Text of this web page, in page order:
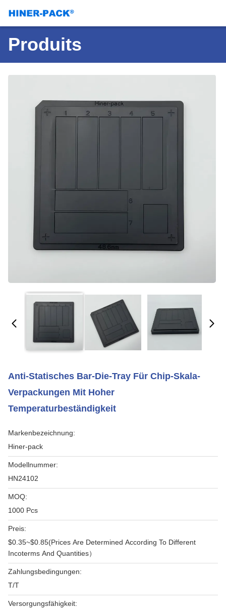
Produits
Anti-Statisches Bar-Die-Tray Für Chip-Skala-
Verpackungen Mit Hoher
Temperaturbeständigkeit
Markenbezeichnung:
Hiner-pack
Modellnummer:
HN24102
MOQ:
1000 Pcs
Preis:
$0.35~$0.85(Prices Are Determined According To Different
Incoterms And Quantities）
Zahlungsbedingungen:
T/T
Versorgungsfähigkeit: